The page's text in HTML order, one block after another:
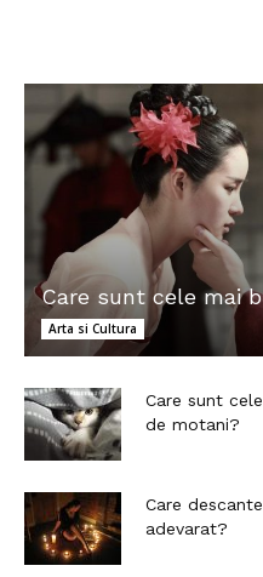
Care sunt cele mai
Arta si Cultura
Care sunt
de motani?
Care
adevarat?